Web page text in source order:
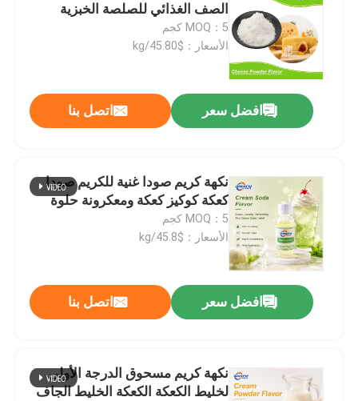
إرسال
الصف الغذائي للصلصة الخبزية
MOQ：5 كجم
الأسعار：$45.80/kg
افضل سعر اتصل بنا
نكهة كريم صودا غنية للكريم صودا
كعكة كوكيز كعكة ومعكرونة حلوة
MOQ：5 كجم
الأسعار：$45.8/kg
افضل سعر اتصل بنا
نكهة كريم مسحوق الدرجة الأولى
لخليط الكعكة الكعكة الخليط الجاف